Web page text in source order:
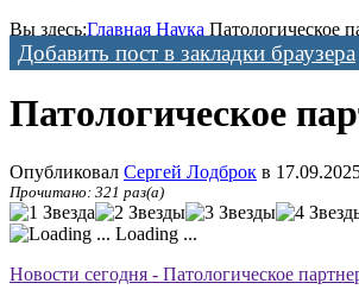
Вы здесь:Главная Наука Патологическое
Добавить пост в закладки браузера
Патологическое
Опубликовал Сергей Лодброк в
Прочитано: 321 раз(а)
Loading ...
Новости сегодня - Патологическое